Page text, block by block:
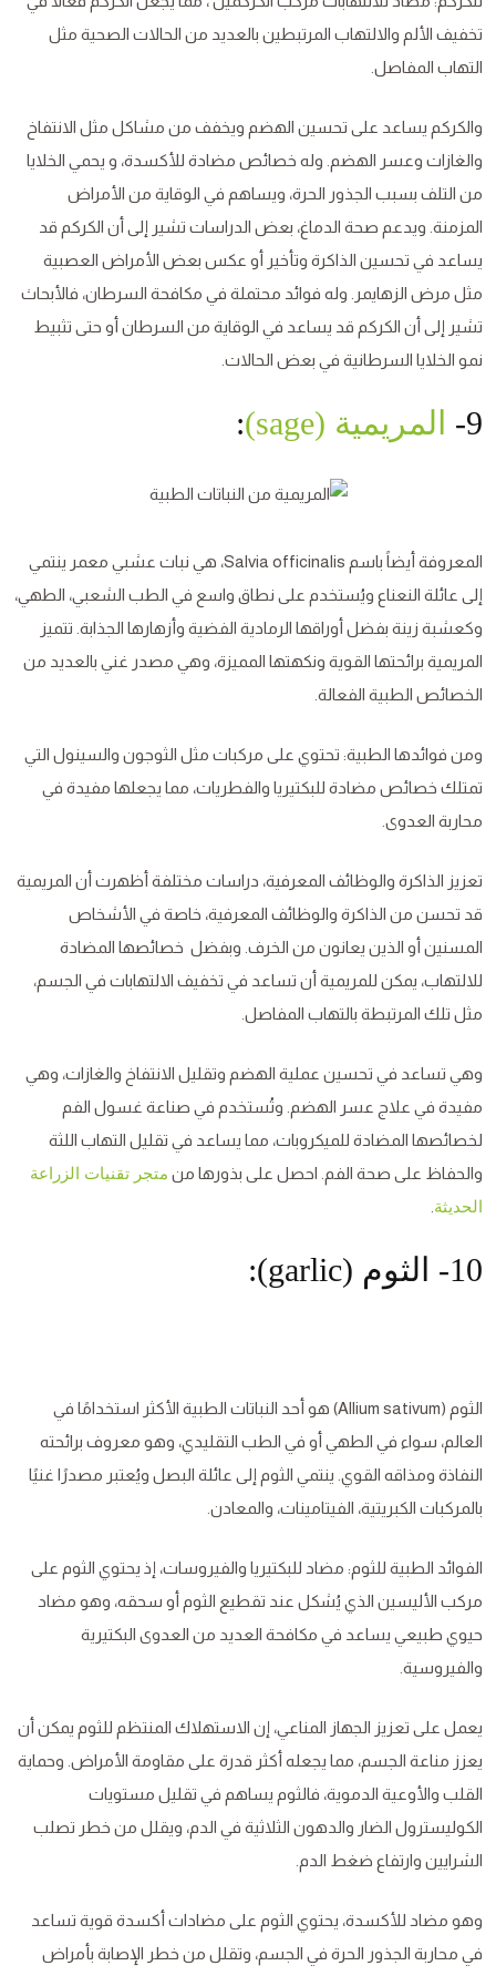
تخفيف الألم والالتهاب المرتبطين بالعديد من الحالات الصحية مثل
التهاب المفاصل.
والكركم يساعد على تحسين الهضم ويخفف من مشاكل مثل الانتفاخ
والغازات وعسر الهضم. وله خصائص مضادة للأكسدة، و يحمي الخلايا
من التلف بسبب الجذور الحرة، ويساهم في الوقاية من الأمراض
المزمنة. ويدعم صحة الدماغ، بعض الدراسات تشير إلى أن الكركم قد
يساعد في تحسين الذاكرة وتأخير أو عكس بعض الأمراض العصبية
مثل مرض الزهايمر. وله فوائد محتملة في مكافحة السرطان، فالأبحاث
تشير إلى أن الكركم قد يساعد في الوقاية من السرطان أو حتى تثبيط
نمو الخلايا السرطانية في بعض الحالات.
9- المريمية (sage) :
المعروفة أيضاً باسم Salvia officinalis، هي نبات عشبي معمر ينتمي
إلى عائلة النعناع ويُستخدم على نطاق واسع في الطب الشعبي، الطهي،
وكعشبة زينة بفضل أوراقها الرمادية الفضية وأزهارها الجذابة. تتميز
المريمية برائحتها القوية ونكهتها المميزة، وهي مصدر غني بالعديد من
الخصائص الطبية الفعالة.
ومن فوائدها الطبية: تحتوي على مركبات مثل الثوجون والسينول التي
تمتلك خصائص مضادة للبكتيريا والفطريات، مما يجعلها مفيدة في
محاربة العدوى.
تعزيز الذاكرة والوظائف المعرفية، دراسات مختلفة أظهرت أن المريمية
قد تحسن من الذاكرة والوظائف المعرفية، خاصة في الأشخاص
المسنين أو الذين يعانون من الخرف. وبفضل خصائصها المضادة
للالتهاب، يمكن للمريمية أن تساعد في تخفيف الالتهابات في الجسم،
مثل تلك المرتبطة بالتهاب المفاصل.
وهي تساعد في تحسين عملية الهضم وتقليل الانتفاخ والغازات، وهي
مفيدة في علاج عسر الهضم. وتُستخدم في صناعة غسول الفم
لخصائصها المضادة للميكروبات، مما يساعد في تقليل التهاب اللثة
والحفاظ على صحة الفم. احصل على بذورها من متجر تقنيات الزراعة
الحديثة
10- الثوم (garlic):
الثوم (Allium sativum) هو أحد النباتات الطبية الأكثر استخدامًا في
العالم، سواء في الطهي أو في الطب التقليدي، وهو معروف برائحته
النفاذة ومذاقه القوي. ينتمي الثوم إلى عائلة البصل ويُعتبر مصدرًا غنيًا
بالمركبات الكبريتية، الفيتامينات، والمعادن.
الفوائد الطبية للثوم: مضاد للبكتيريا والفيروسات، إذ يحتوي الثوم على
مركب الأليسين الذي يُشكل عند تقطيع الثوم أو سحقه، وهو مضاد
حيوي طبيعي يساعد في مكافحة العديد من العدوى البكتيرية
والفيروسية.
يعمل على تعزيز الجهاز المناعي، إن الاستهلاك المنتظم للثوم يمكن أن
يعزز مناعة الجسم، مما يجعله أكثر قدرة على مقاومة الأمراض. وحماية
القلب والأوعية الدموية، فالثوم يساهم في تقليل مستويات
الكوليسترول الضار والدهون الثلاثية في الدم، ويقلل من خطر تصلب
الشرايين وارتفاع ضغط الدم.
وهو مضاد للأكسدة، يحتوي الثوم على مضادات أكسدة قوية تساعد
في محاربة الجذور الحرة في الجسم، وتقلل من خطر الإصابة بأمراض